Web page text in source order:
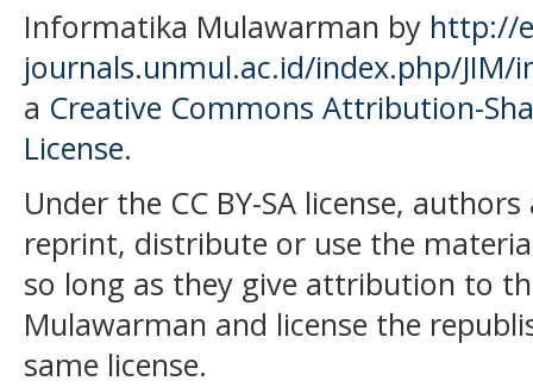
Informatika Mulawarman by http://
journals.unmul.ac.id/index.php/JIM/
a Creative Commons Attribution-
License.
Under the CC BY-SA license,
reprint, distribute or use the
so long as they give attribution to
Mulawarman and license the
same license.